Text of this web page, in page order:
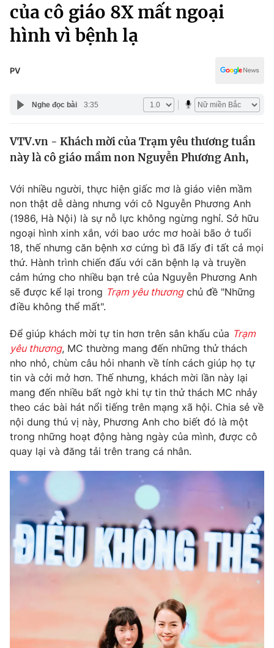
Chính trị
Xã hội
Pháp luật
Y tế
Thế giới
Thế giới đó đây
Câu chuyện quốc tế
Kinh tế
Tài chính
Thị trường
Góc doanh nghiệp
Dữ liệu và đời sống
Truyền hình
Phim VTV
Hậu trường
Nhân vật
Khán giả
Giải sao mai
Giải trí
Điện ảnh
Âm nhạc
Sao
Du lịch
Làm đẹp
Chất lượng cuộc sống
Giáo dục
Tuyển sinh
Học trực tuyến
Công nghệ
Hitech Công nghệ tương lai
Sản phẩm
Thị trường
Giao lưu trực tuyến
Chuyên mục khác
Emagazine Podcast
Photo Infographic
Shorts video
VTV Money VTV Thể thao
Truyền hình
Văn hóa - Giải trí
của cô giáo 8X mất ngoại
hình vì bệnh lạ
PV
Nghe đọc bài 3:35
VTV.vn - Khách mời của Trạm yêu thương tuần
này là cô giáo mầm non Nguyễn Phương Anh,
Với nhiều người, thực hiện giấc mơ là giáo viên mầm
non thật dễ dàng nhưng với cô Nguyễn Phương Anh
(1986, Hà Nội) là sự nỗ lực không ngừng nghỉ. Sở hữu
ngoại hình xinh xắn, với bao ước mơ hoài bão ở tuổi
18, thế nhưng căn bệnh xơ cứng bì đã lấy đi tất cả mọi
thứ. Hành trình chiến đấu với căn bệnh lạ và truyền
cảm hứng cho nhiều bạn trẻ của Nguyễn Phương Anh
sẽ được kể lại trong Trạm yêu thươngchủ đề "Những
điều không thể mất".
Để giúp khách mời tự tin hơn trên sân khấu của Trạm
yêu thương, MC thường mang đến những thử thách
nho nhỏ, chùm câu hỏi nhanh về tính cách giúp họ tự
tin và cởi mở hơn. Thế nhưng, khách mời lần này lại
mang đến nhiều bất ngờ khi tự tin thử thách MC nhảy
theo các bài hát nổi tiếng trên mạng xã hội. Chia sẻ về
nội dung thú vị này, Phương Anh cho biết đó là một
trong những hoạt động hàng ngày của mình, được cô
quay lại và đăng tải trên trang cá nhân.